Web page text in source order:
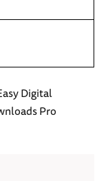
Digital
Pro